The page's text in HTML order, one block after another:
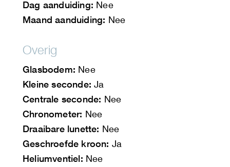
Dag aanduiding: Nee
Maand aanduiding: Nee
Overig
Glasbodem: Nee
Kleine seconde: Ja
Centrale seconde: Nee
Chronometer: Nee
Draaibare lunette: Nee
Geschroefde kroon: Ja
Heliumventiel: Nee